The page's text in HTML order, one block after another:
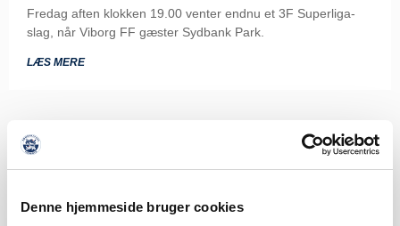
Denne hjemmeside bruger cookies
Fredag aften klokken 19.00 venter endnu et 3F Superliga-
slag, når Viborg FF gæster Sydbank Park.
LÆS MERE